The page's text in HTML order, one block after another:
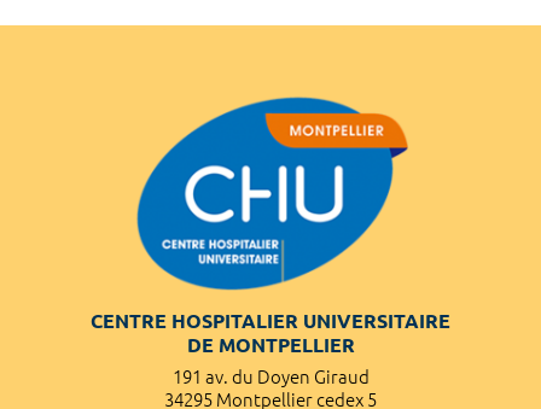
CENTRE HOSPITALIER UNIVERSITAIRE
DE MONTPELLIER
191 av. du Doyen Giraud
34295 Montpellier cedex 5